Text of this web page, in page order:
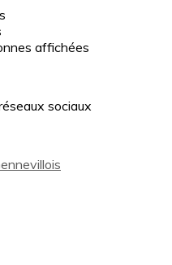
affichées
sociaux